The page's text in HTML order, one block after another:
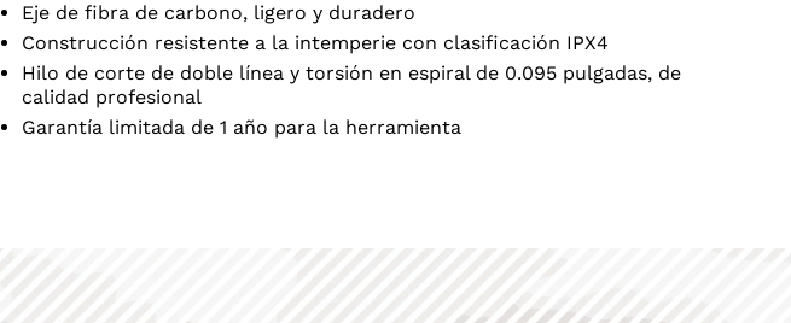
Eje de fibra de carbono, ligero y duradero
Construcción resistente a la intemperie con clasificación IPX4
Hilo de corte de doble línea y torsión en espiral de 0.095 pulgadas, de
calidad profesional
Garantía limitada de 1 año para la herramienta